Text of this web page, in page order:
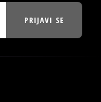
PRIJAVI SE